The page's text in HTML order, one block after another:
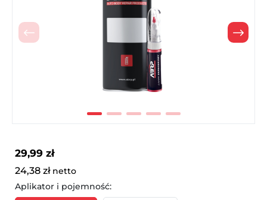
Poprzedni
29,99 zł
24,38 zł netto
Aplikator i pojemność: